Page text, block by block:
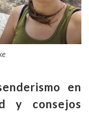
en
y consejos